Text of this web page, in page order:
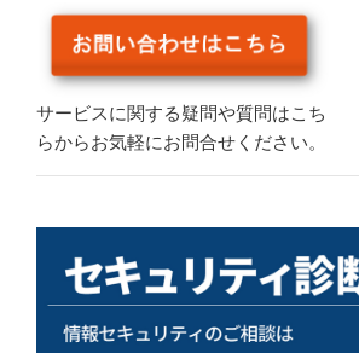
サービスに関する疑問や質問はこち
らからお気軽にお問合せください。